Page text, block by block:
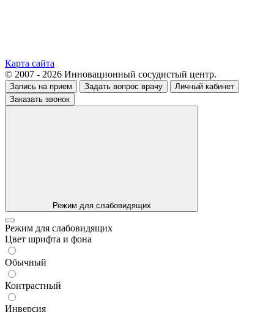
Карта сайта
© 2007 - 2026 Инновационный сосудистый центр.
Запись на прием Задать вопрос врачу
Личный кабинет
Заказать звонок
Режим для слабовидящих
Режим для слабовидящих
Цвет шрифта и фона
Обычный
Контрастный
Инверсия